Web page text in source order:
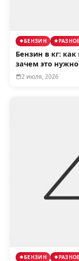
БЕНЗИН РАЗНОЕ
Бензин в кг:
зачем это нужно
2 июля, 2026
БЕНЗИН РАЗНОЕ